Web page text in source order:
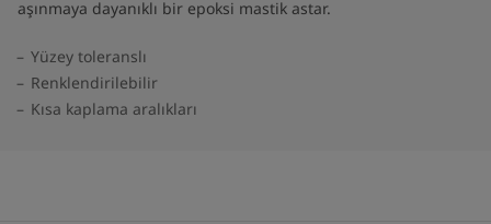
aşınmaya dayanıklı bir epoksi mastik astar.
Yüzey toleranslı
Renklendirilebilir
Kısa kaplama aralıkları